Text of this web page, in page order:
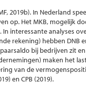
2019b). In Nederland
op. Het MKB, mogelijk
interessante analyses
rekening) hebben DNB
bij bedrijven zit
maken het
van de
en CPB (2019).